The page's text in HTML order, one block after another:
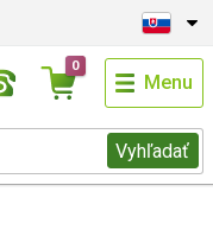
Vyhľadať
0
Menu